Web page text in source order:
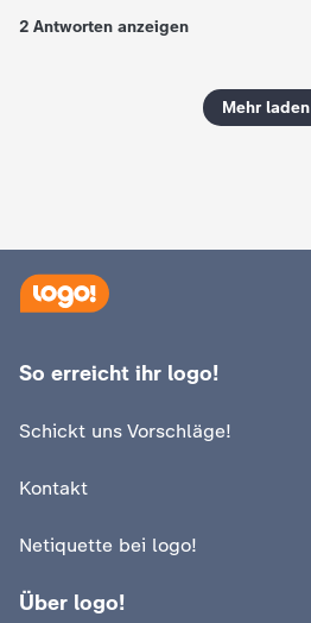
Handy machen können .
2 Antworten anzeigen
Mehr laden
So erreicht ihr logo!
Schickt uns Vorschläge!
Kontakt
Netiquette bei logo!
Über logo!